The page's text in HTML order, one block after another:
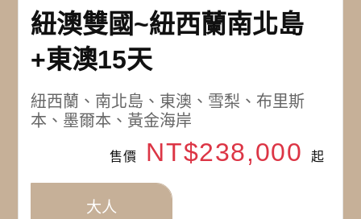
紐澳雙國~紐西蘭南北島
+東澳15天
紐西蘭、南北島、東澳、雪梨、布里斯
本、墨爾本、黃金海岸
售價 NT$238,000 起
大人